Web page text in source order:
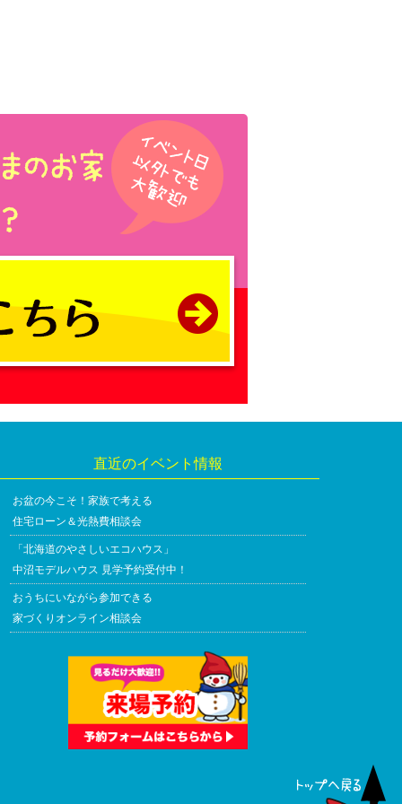
直近のイベント情報
お盆の今こそ！家族で考える
住宅ローン＆光熱費相談会
「北海道のやさしいエコハウス」
中沼モデルハウス 見学予約受付中！
おうちにいながら参加できる
家づくりオンライン相談会